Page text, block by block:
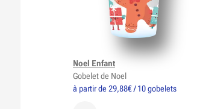
à partir de 29,88€ / 10 gobelets
Noel Enfant
Gobelet de Noel